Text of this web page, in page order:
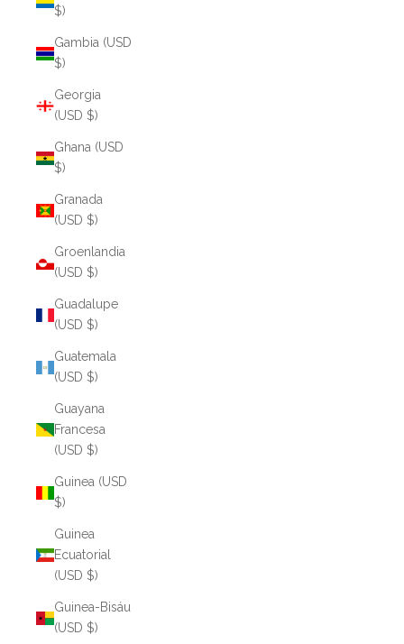
$)
Gambia (USD
$)
Georgia
(USD $)
Ghana (USD
$)
Granada
(USD $)
Groenlandia
(USD $)
Guadalupe
(USD $)
Guatemala
(USD $)
Guayana
Francesa
(USD $)
Guinea (USD
$)
Guinea
Ecuatorial
(USD $)
Guinea-Bisáu
(USD $)